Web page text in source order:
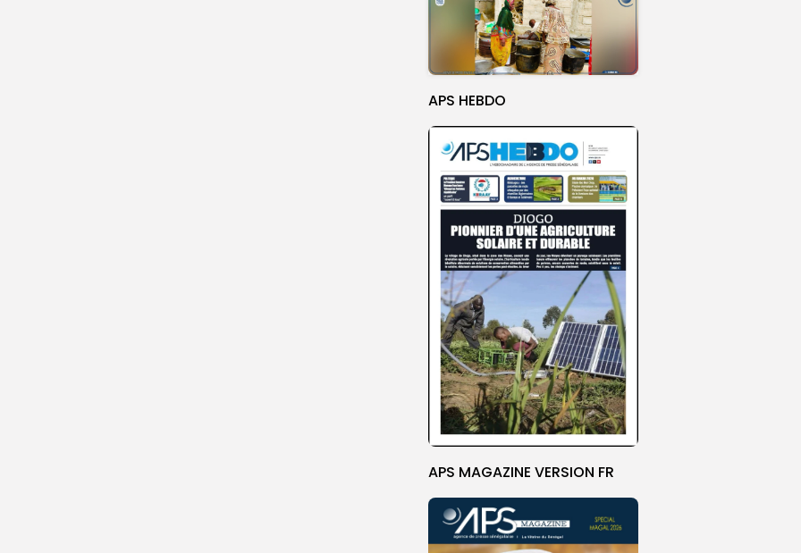
APS HEBDO
APS MAGAZINE VERSION FR